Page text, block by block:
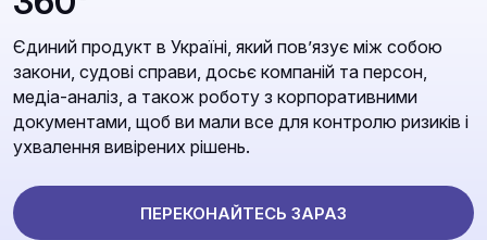
Єдиний продукт в Україні, який повʼязує між собою
закони, судові справи, досьє компаній та персон,
медіа-аналіз, а також роботу з корпоративними
документами, щоб ви мали все для контролю ризиків і
ухвалення вивірених рішень.
ПЕРЕКОНАЙТЕСЬ ЗАРАЗ